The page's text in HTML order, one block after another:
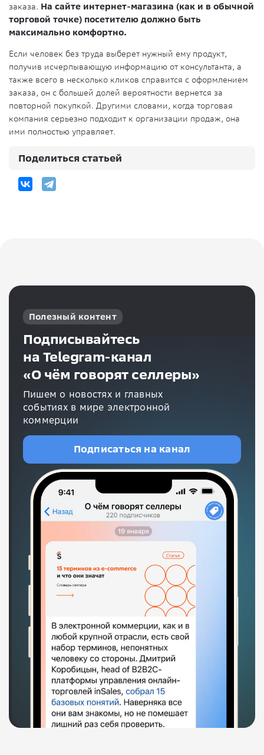
заказа. На сайте интернет-магазина (как и в обычной
торговой точке) посетителю должно быть
максимально комфортно.
Если человек без труда выберет нужный ему продукт,
получив исчерпывающую информацию от консультанта, а
также всего в несколько кликов справится с оформлением
заказа, он с большей долей вероятности вернется за
повторной покупкой. Другими словами, когда торговая
компания серьезно подходит к организации продаж, она
ими полностью управляет.
Поделиться статьей
Полезный контент
Подписывайтесь
на Telegram-канал
«О чём говорят селлеры»
Пишем о новостях и главных
событиях в мире электронной
коммерции
Подписаться на канал